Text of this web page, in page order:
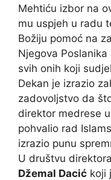
Mehtiću izbor na
mu uspjeh u radu
Božiju pomoć na
Njegova
svih onih koji
Dekan je izrazio
zadovoljstvo da
direktor medrese
pohvalio rad
izrazio punu
U društvu
Džemal Dacić koji